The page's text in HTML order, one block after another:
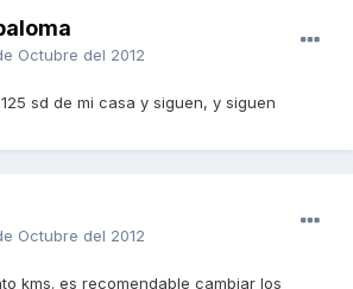
Octubre del 2012
sd de mi casa y siguen, y siguen
Octubre del 2012
kms. es recomendable cambiar los